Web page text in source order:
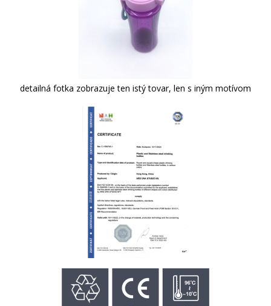
detailná fotka zobrazuje ten istý tovar, len s iným motívom